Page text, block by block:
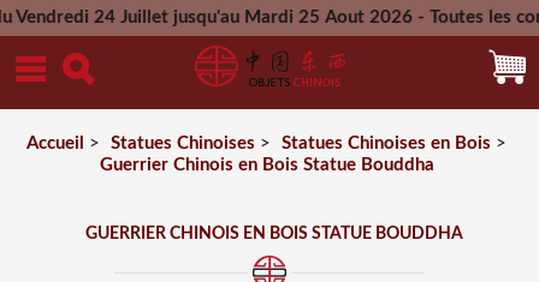
24 Juillet jusqu'au Mardi 25 Aout 2026 - Toutes les
Mercredi 26 Aout 2026
Accueil > Statues Chinoises > Statues Chinoises en Bois >
Guerrier Chinois en Bois Statue Bouddha
GUERRIER CHINOIS EN BOIS STATUE BOUDDHA